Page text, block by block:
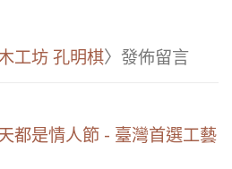
工坊 孔明棋〉發佈留言
都是情人節 - 臺灣首選工藝